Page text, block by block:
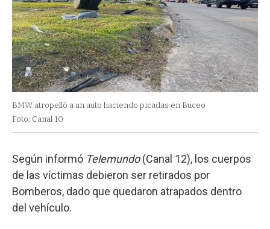
BMW atropelló a un auto haciendo picadas en Buceo
Foto: Canal 10
Según informó Telemundo(Canal 12), los cuerpos
de las víctimas debieron ser retirados por
Bomberos, dado que quedaron atrapados dentro
del vehículo.